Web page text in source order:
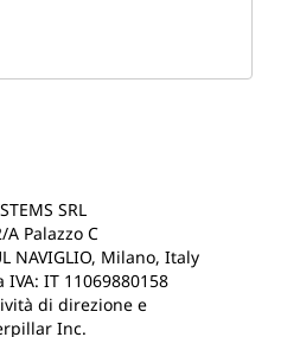
SRL
Palazzo C
NAVIGLIO, Milano, Italy
IT 11069880158
di direzione e
Inc.